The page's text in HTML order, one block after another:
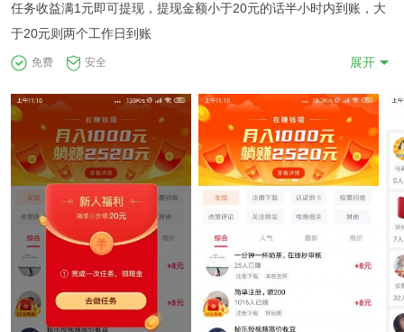
任务收益满1元即可提现，提现金额小于20元的话半小时内到账，大
于20元则两个工作日到账
免费 安全 展开